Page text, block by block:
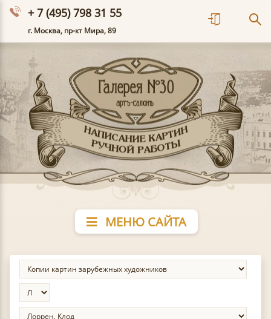
+ 7 (495) 798 31 55
г. Москва, пр-кт Мира, 89
МЕНЮ САЙТА